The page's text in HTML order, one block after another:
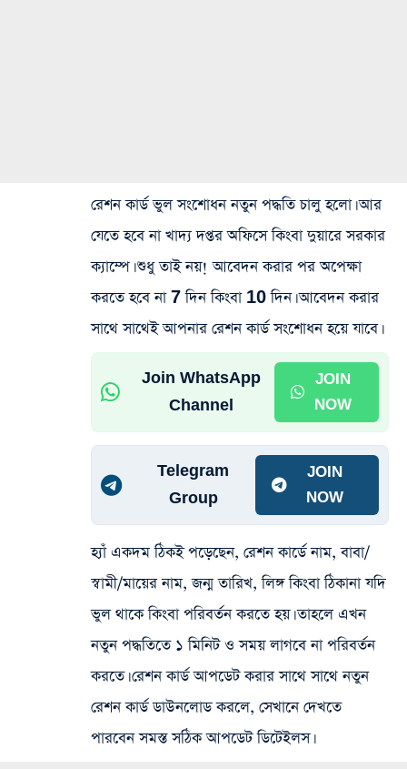
রেশন কার্ড ভুল সংশোধন নতুন পদ্ধতি চালু হলো। আর
যেতে হবে না খাদ্য দপ্তর অফিসে কিংবা দুয়ারে সরকার
ক্যাম্পে। শুধু তাই নয়! আবেদন করার পর অপেক্ষা
করতে হবে না 7 দিন কিংবা 10 দিন। আবেদন করার
সাথে সাথেই আপনার রেশন কার্ড সংশোধন হয়ে যাবে।
Join WhatsApp
Channel
JOIN
NOW
Telegram
Group
JOIN
NOW
হ্যাঁ একদম ঠিকই পড়েছেন, রেশন কার্ডে নাম, বাবা/
স্বামী/মায়ের নাম, জন্ম তারিখ, লিঙ্গ কিংবা ঠিকানা যদি
ভুল থাকে কিংবা পরিবর্তন করতে হয়। তাহলে এখন
নতুন পদ্ধতিতে ১ মিনিট ও সময় লাগবে না পরিবর্তন
করতে। রেশন কার্ড আপডেট করার সাথে সাথে নতুন
রেশন কার্ড ডাউনলোড করলে, সেখানে দেখতে
পারবেন সমস্ত সঠিক আপডেট ডিটেইলস।